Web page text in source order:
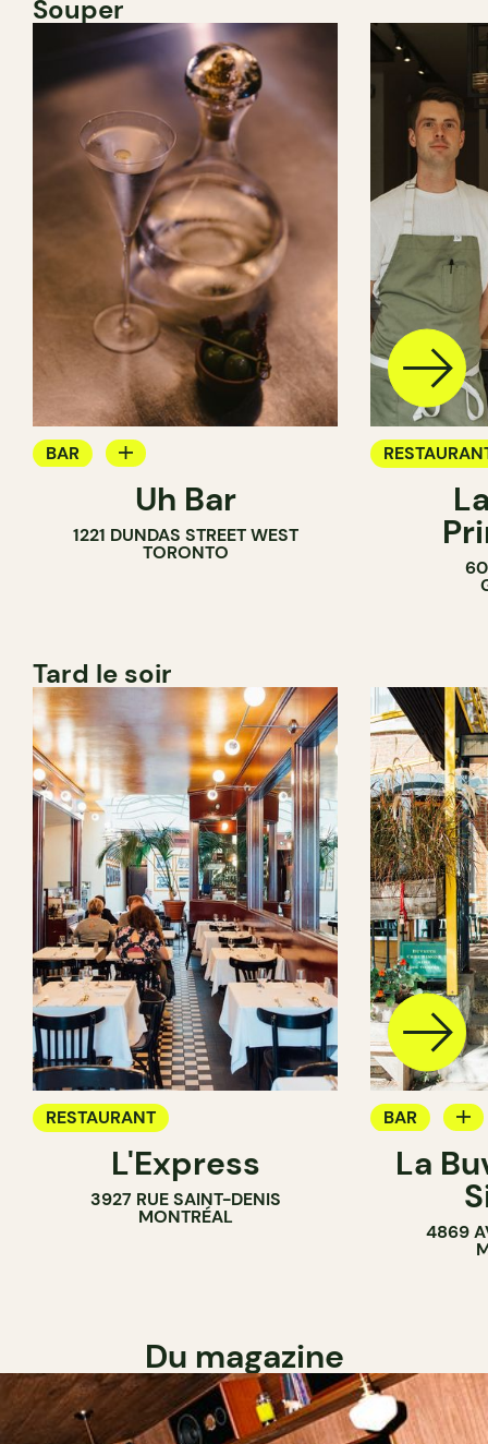
Souper
BAR
BAR À COCKTAILUh Bar
1221 DUNDAS STREET WEST
TORONTO
60
Tard le soir
RESTAURANT
L'Express
3927 RUE SAINT-DENIS
MONTRÉAL
BAR
BAR À VIN
La
4869
Du magazine